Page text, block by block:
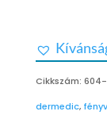
Cikkszám: 604-
dermedic,